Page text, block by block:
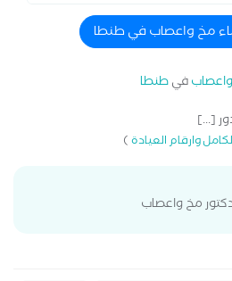
مخ واعصاب في طنطا
فيطنطا
[...]
وارقام العيادة)
مخ واعصاب